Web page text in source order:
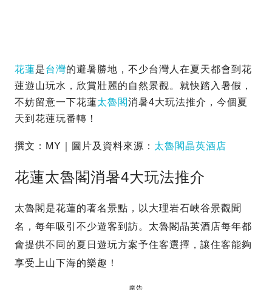
花蓮是台灣的避暑勝地，不少台灣人在夏天都會到花
蓮遊山玩水，欣賞壯麗的自然景觀。就快踏入暑假，
不妨留意一下花蓮太魯閣消暑4大玩法推介，今個夏
天到花蓮玩番轉！
撰文：MY｜圖片及資料來源： 太魯閣晶英酒店
花蓮太魯閣消暑4大玩法推介
太魯閣是花蓮的著名景點，以大理岩石峽谷景觀聞
名，每年吸引不少遊客到訪。太魯閣晶英酒店每年都
會提供不同的夏日遊玩方案予住客選擇，讓住客能夠
享受上山下海的樂趣！
廣告